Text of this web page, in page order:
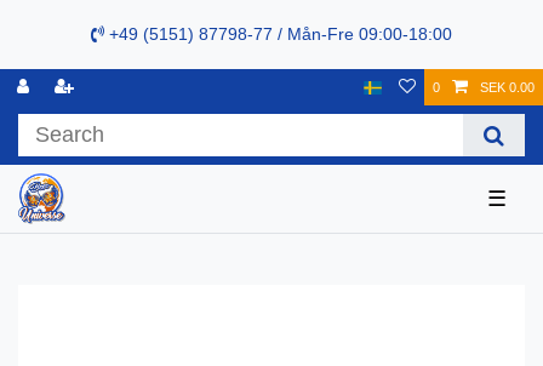
+49 (5151) 87798-77 / Mån-Fre 09:00-18:00
0 SEK 0.00
☰